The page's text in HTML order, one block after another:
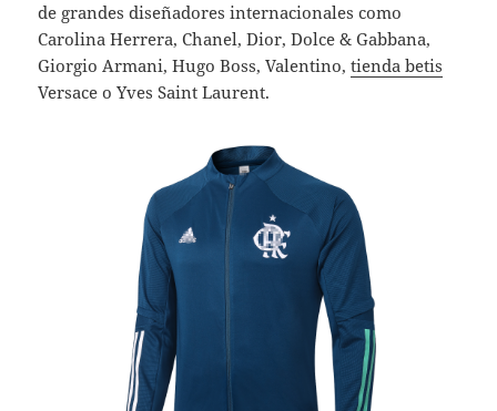
de grandes diseñadores internacionales como
Carolina Herrera, Chanel, Dior, Dolce & Gabbana,
Giorgio Armani, Hugo Boss, Valentino,tienda betis
Versace o Yves Saint Laurent.